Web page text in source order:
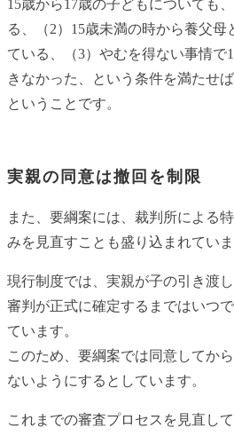
15歳から17歳の子どもについても
る、（2）15歳未満の時から養父母
ている、（3）やむを得ない事情で
きなかった、という条件を満たせ
ということです。
実親の同意は撤回を制限
また、要綱案には、裁判所による
みを見直すことも盛り込まれていま
現行制度では、実親が子の引き渡
審判が正式に確定するまではいつ
ています。
このため、要綱案では同意してか
ないようにするとしています。
これまでの審査プロセスを見直し